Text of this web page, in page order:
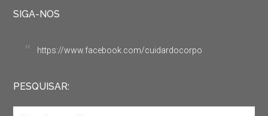
SIGA-NOS
https://www.facebook.com/cuidardocorpo
PESQUISAR: